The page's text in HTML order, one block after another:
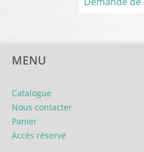
MENU
Catalogue
Nous contacter
Panier
Accès réservé